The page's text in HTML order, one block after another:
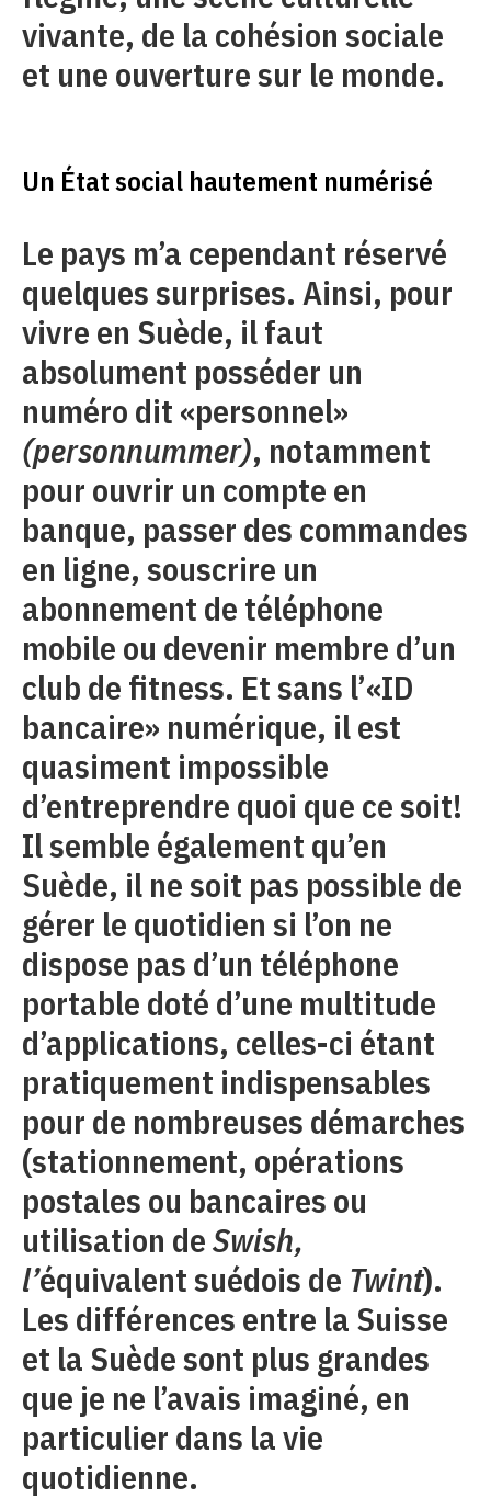
vivante, de la cohésion sociale
et une ouverture sur le monde.
Un État social hautement numérisé
Le pays m’a cependant réservé
quelques surprises. Ainsi, pour
vivre en Suède, il faut
absolument posséder un
numéro dit «personnel»
(personnummer), notamment
pour ouvrir un compte en
banque, passer des commandes
en ligne, souscrire un
abonnement de téléphone
mobile ou devenir membre d’un
club de fitness. Et sans l’«ID
bancaire» numérique, il est
quasiment impossible
d’entreprendre quoi que ce soit!
Il semble également qu’en
Suède, il ne soit pas possible de
gérer le quotidien si l’on ne
dispose pas d’un téléphone
portable doté d’une multitude
d’applications, celles-ci étant
pratiquement indispensables
pour de nombreuses démarches
(stationnement, opérations
postales ou bancaires ou
utilisation deSwish,
l’équivalent suédois de Twint).
Les différences entre la Suisse
et la Suède sont plus grandes
que je ne l’avais imaginé, en
particulier dans la vie
quotidienne.